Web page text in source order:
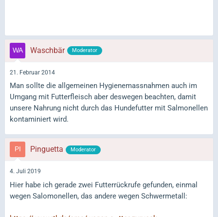
Waschbär Moderator
21. Februar 2014
Man sollte die allgemeinen Hygienemassnahmen auch im
Umgang mit Futterfleisch aber deswegen beachten, damit
unsere Nahrung nicht durch das Hundefutter mit Salmonellen
kontaminiert wird.
Pinguetta Moderator
4. Juli 2019
Hier habe ich gerade zwei Futterrückrufe gefunden, einmal
wegen Salomonellen, das andere wegen Schwermetall: